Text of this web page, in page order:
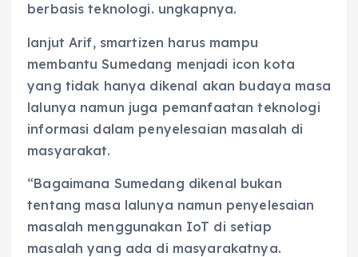
berbasis teknologi. ungkapnya.
lanjut Arif, smartizen harus mampu
membantu Sumedang menjadi icon kota
yang tidak hanya dikenal akan budaya masa
lalunya namun juga pemanfaatan teknologi
informasi dalam penyelesaian masalah di
masyarakat.
“Bagaimana Sumedang dikenal bukan
tentang masa lalunya namun penyelesaian
masalah menggunakan IoT di setiap
masalah yang ada di masyarakatnya.